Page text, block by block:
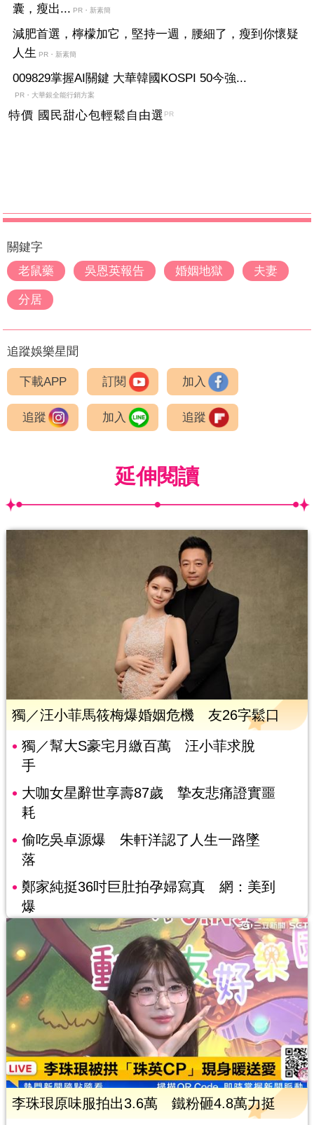
囊，瘦出... PR・新素簡
減肥首選，檸檬加它，堅持一週，腰細了，瘦到你懷疑
人生 PR・新素簡
009829掌握AI關鍵 大華韓國KOSPI 50今強...
PR・大華銀全能行銷方案
特價 國民甜心包輕鬆自由選 PR
關鍵字
老鼠藥
吳恩英報告 婚姻地獄 夫妻
分居
追蹤娛樂星聞
下載APP 訂閱 加入
追蹤 加入 追蹤
延伸閱讀
獨／汪小菲馬筱梅爆婚姻危機 友26字鬆口
獨／幫大S豪宅月繳百萬 汪小菲求脫
手
大咖女星辭世享壽87歲 摯友悲痛證實噩
耗
偷吃吳卓源爆 朱軒洋認了人生一路墜
落
鄭家純挺36吋巨肚拍孕婦寫真 網：美到
爆
李珠珢原味服拍出3.6萬 鐵粉砸4.8萬力挺